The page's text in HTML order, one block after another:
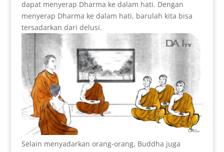
dapat menyerap Dharma ke dalam hati. Dengan
menyerap Dharma ke dalam hati, barulah kita bisa
tersadarkan dari delusi.
Selain menyadarkan orang-orang, Buddha juga